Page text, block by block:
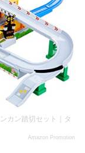
カン踏切セット｜タ
Amazon Promotion